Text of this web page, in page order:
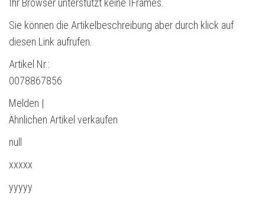
Sie können die Artikelbeschreibung aber durch klick auf
diesen Link aufrufen.
Artikel Nr.:
0078867856
Melden |
Ähnlichen Artikel verkaufen
null
xxxxx
yyyyy